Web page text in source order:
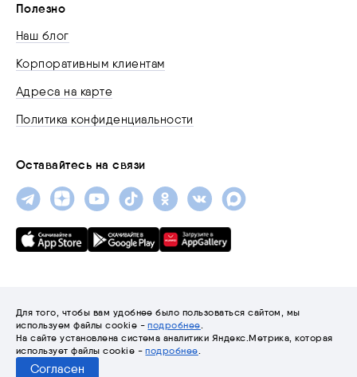
Полезно
Наш блог
Корпоративным клиентам
Адреса на карте
Политика конфиденциальности
Оставайтесь на связи
© 2001-2026 «Трайтэк»
Разработка сайта
Для того, чтобы вам удобнее было пользоваться сайтом, мы
используем файлы cookie -подробнее.
На сайте установлена система аналитики Яндекс.Метрика, которая
использует файлы cookie -подробнее.
Согласен